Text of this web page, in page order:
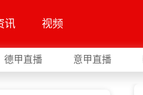
讯 视频
德甲直播 意甲直播